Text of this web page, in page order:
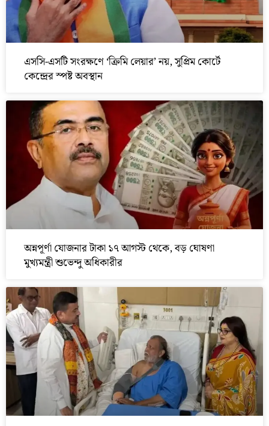
এসসি-এসটি সংরক্ষণে ‘ক্রিমি লেয়ার’ নয়, সুপ্রিম কোর্টে
কেন্দ্রের স্পষ্ট অবস্থান
অন্নপূর্ণা যোজনার টাকা ১৭ আগস্ট থেকে, বড় ঘোষণা
মুখ্যমন্ত্রী শুভেন্দু অধিকারীর